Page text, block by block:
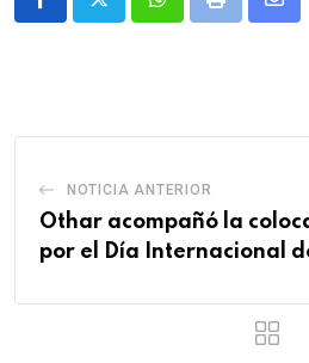
WhatsappPrint
Share
NOTICIA ANTERIOR
Othar acompañó la
por el Día Internacional